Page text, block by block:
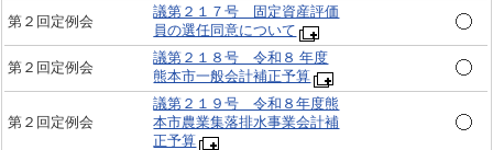
第２回定例会
議第２１７号 固定資産評価
員の選任同意について
第２回定例会
議第２１８号 令和８ 年度
熊本市一般会計補正予算
第２回定例会
議第２１９号 令和８年度熊
本市農業集落排水事業会計補
正予算